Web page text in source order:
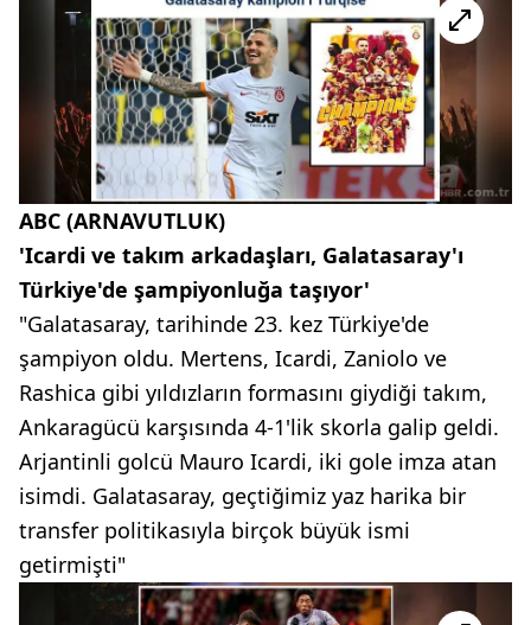
ABC (ARNAVUTLUK)
'Icardi ve takım arkadaşları, Galatasaray'ı
Türkiye'de şampiyonluğa taşıyor'
"Galatasaray, tarihinde 23. kez Türkiye'de
şampiyon oldu. Mertens, Icardi, Zaniolo ve
Rashica gibi yıldızların formasını giydiği takım,
Ankaragücü karşısında 4-1'lik skorla galip geldi.
Arjantinli golcü Mauro Icardi, iki gole imza atan
isimdi. Galatasaray, geçtiğimiz yaz harika bir
transfer politikasıyla birçok büyük ismi
getirmişti"